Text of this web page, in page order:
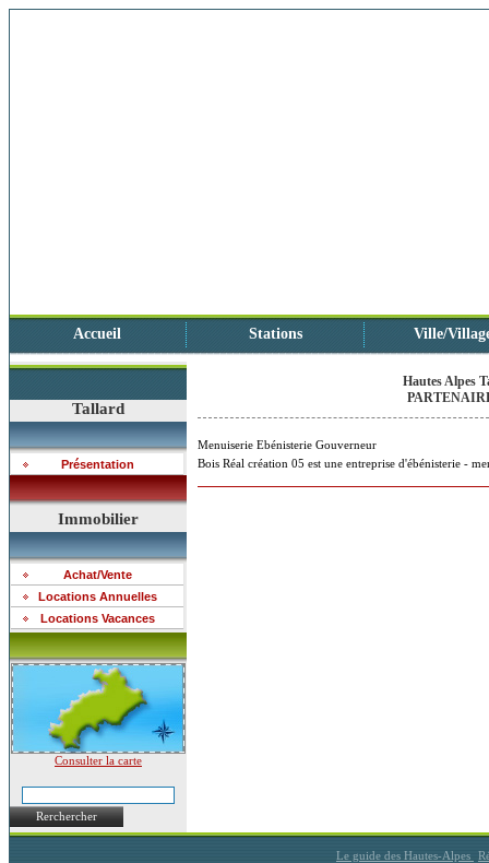
Accueil Stations Ville/
Tallard
Présentation
Immobilier
Achat/Vente
Locations Annuelles
Locations Vacances
Consulter la carte
Rerchercher
Hautes Alpes
Menuiserie Ebénisterie Gouverneur
Bois Réal création 05 est une entreprise d'ébénisterie -
Le guide des Hautes-Alpes